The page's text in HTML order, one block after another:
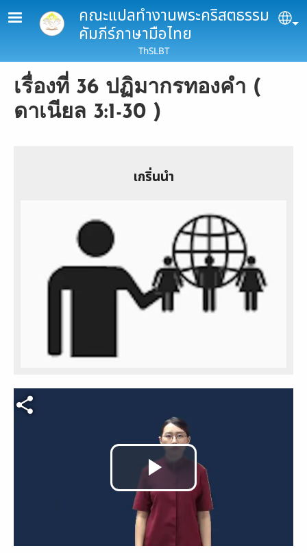
Skip to main contentคณะแปลทำงานพระคริสตธรรม
คัมภีร์ภาษามือไทย
ThSLBT
เรื่องที่ 36 ปฏิมากรทองคำ (
ดาเนียล 3:1-30 )
เกริ่นนำ
Video file
Play
Video